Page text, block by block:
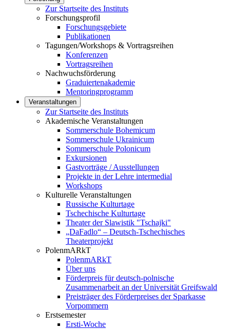
Zur Startseite des Instituts
Forschungsprofil
Forschungsgebiete
Publikationen
Tagungen/Workshops & Vortragsreihen
Konferenzen
Vortragsreihen
Nachwuchsförderung
Graduiertenakademie
Mentoringprogramm
Veranstaltungen
Zur Startseite des Instituts
Akademische Veranstaltungen
Sommerschule Bohemicum
Sommerschule Ukrainicum
Sommerschule Polonicum
Exkursionen
Gastvorträge / Ausstellungen
Projekte in der Lehre intermedial
Workshops
Kulturelle Veranstaltungen
Russische Kulturtage
Tschechische Kulturtage
Theater der Slawistik "Tschajki"
„DaFadlo“ – Deutsch-Tschechisches
Theaterprojekt
PolenmARkT
PolenmARkT
Über uns
Förderpreis für deutsch-polnische
Zusammenarbeit an der Universität Greifswald
Preisträger des Förderpreises der Sparkasse
Vorpommern
Erstsemester
Ersti-Woche